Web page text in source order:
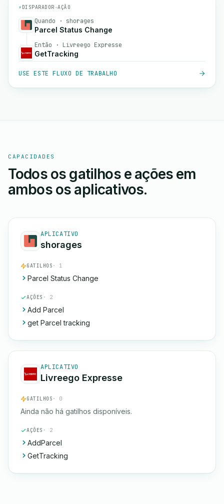
⚡ DISPARADOR→AÇÃO
Quando · shorages
Parcel Status Change
Então · Livreego Expresse
GetTracking
USE ESTE FLUXO DE TRABALHO
CAPACIDADES
Todos os gatilhos e ações em
ambos os aplicativos.
APLICATIVO
shorages
GATILHOS · 1
Parcel Status Change
AÇÕES · 2
Add Parcel
get Parcel tracking
APLICATIVO
Livreego Expresse
GATILHOS · 0
Ainda não há gatilhos disponíveis.
AÇÕES · 2
AddParcel
GetTracking